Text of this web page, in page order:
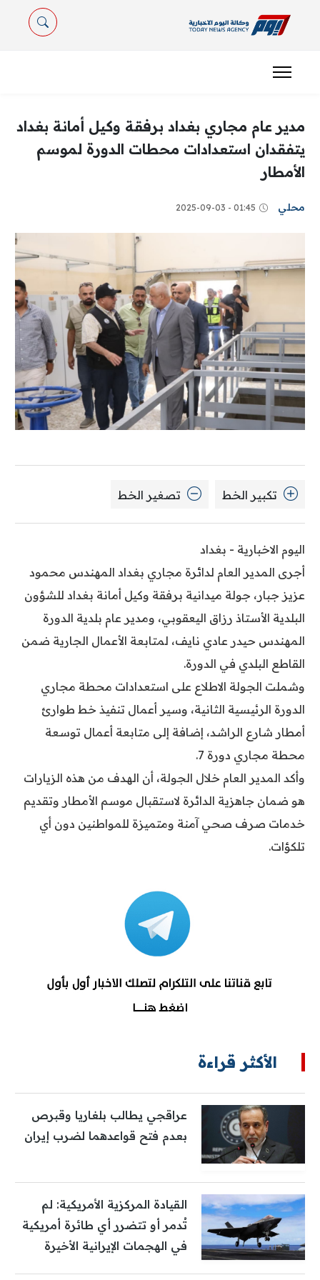
مدير عام مجاري بغداد برفقة وكيل أمانة بغداد
يتفقدان استعدادات محطات الدورة لموسم
الأمطار
محلي 01:45 - 2025-09-03
تكبير الخط تصغير الخط
اليوم الاخبارية - بغداد
أجرى المدير العام لدائرة مجاري بغداد المهندس محمود
عزيز جبار، جولة ميدانية برفقة وكيل أمانة بغداد للشؤون
البلدية الأستاذ رزاق اليعقوبي، ومدير عام بلدية الدورة
المهندس حيدر عادي نايف، لمتابعة الأعمال الجارية ضمن
القاطع البلدي في الدورة.
وشملت الجولة الاطلاع على استعدادات محطة مجاري
الدورة الرئيسية الثانية، وسير أعمال تنفيذ خط طوارئ
أمطار شارع الراشد، إضافة إلى متابعة أعمال توسعة
محطة مجاري دورة 7.
وأكد المدير العام خلال الجولة، أن الهدف من هذه الزيارات
هو ضمان جاهزية الدائرة لاستقبال موسم الأمطار وتقديم
خدمات صرف صحي آمنة ومتميزة للمواطنين دون أي
تلكؤات.
الأكثر قراءة
عراقجي يطالب بلغاريا وقبرص
بعدم فتح قواعدهما لضرب إيران
القيادة المركزية الأمريكية: لم
تُدمر أو تتضرر أي طائرة أمريكية
في الهجمات الإيرانية الأخيرة